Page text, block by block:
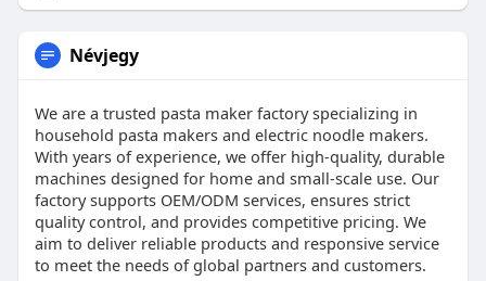
Névjegy
We are a trusted pasta maker factory specializing in
household pasta makers and electric noodle makers.
With years of experience, we offer high-quality, durable
machines designed for home and small-scale use. Our
factory supports OEM/ODM services, ensures strict
quality control, and provides competitive pricing. We
aim to deliver reliable products and responsive service
to meet the needs of global partners and customers.